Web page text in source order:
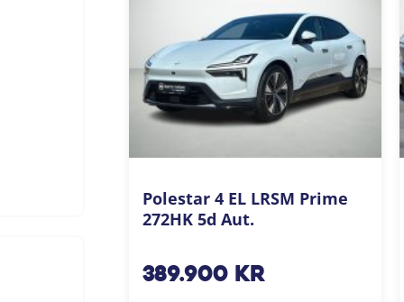
Polestar 4 EL LRSM Prime
272HK 5d Aut.
389.900kr